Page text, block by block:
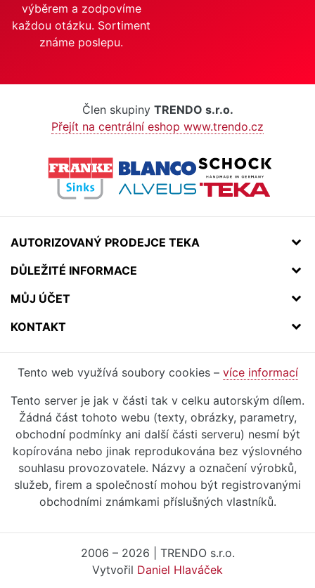
výběrem a zodpovíme
každou otázku. Sortiment
známe poslepu.
Člen skupiny TRENDO s.r.o.
Přejít na centrální eshop www.trendo.cz
AUTORIZOVANÝ PRODEJCE TEKA
DŮLEŽITÉ INFORMACE
MŮJ ÚČET
KONTAKT
Tento web využívá soubory cookies – více informací
Tento server je jak v části tak v celku autorským dílem.
Žádná část tohoto webu (texty, obrázky, parametry,
obchodní podmínky ani další části serveru) nesmí být
kopírována nebo jinak reprodukována bez výslovného
souhlasu provozovatele. Názvy a označení výrobků,
služeb, firem a společností mohou být registrovanými
obchodními známkami příslušných vlastníků.
2006 – 2026 | TRENDO s.r.o.
Vytvořil Daniel Hlaváček